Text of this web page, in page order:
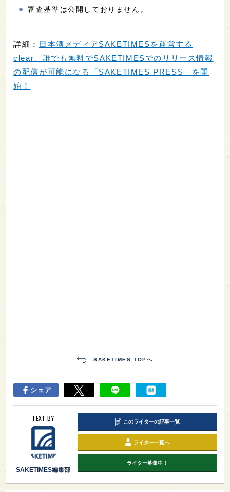
審査基準は公開しておりません。
詳細：
日本酒メディアSAKETIMESを運営する
clear、誰でも無料でSAKETIMESでのリリース情報
の配信が可能になる「SAKETIMES PRESS」を開
始！
SAKETIMES TOPへ
シェア
TEXT BY
SAKETIMES編集部
このライターの記事一覧
ライター一覧へ
ライター募集中！